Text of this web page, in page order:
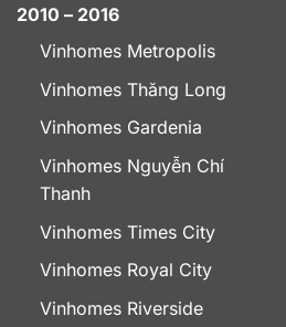
2010 – 2016
Vinhomes Metropolis
Vinhomes Thăng Long
Vinhomes Gardenia
Vinhomes Nguyễn Chí
Thanh
Vinhomes Times City
Vinhomes Royal City
Vinhomes Riverside